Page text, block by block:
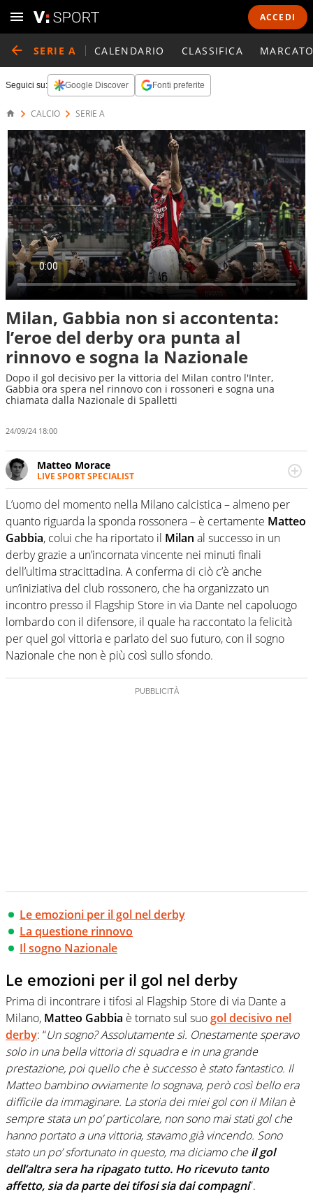
ACCEDI
SERIE A CALENDARIO CLASSIFICA
Seguici su: Google Discover Fonti preferite
CALCIO SERIE A
Milan, Gabbia non si accontenta:
l’eroe del derby ora punta al
rinnovo e sogna la Nazionale
Dopo il gol decisivo per la vittoria del Milan contro l'Inter,
Gabbia ora spera nel rinnovo con i rossoneri e sogna una
chiamata dalla Nazionale di Spalletti
24/09/24 18:00
Matteo Morace
LIVE SPORT SPECIALIST
La multimedialità quale approccio personale e
professionale. Ama raccontare lo sport focalizzando ogni
attenzione sul tempo reale: la verità della dirette non
sono opinioni ma fatti
L’uomo del momento nella Milano calcistica – almeno per
quanto riguarda la sponda rossonera – è certamente Matteo
Gabbia, colui che ha riportato il Milan al successo in un
derby grazie a un’incornata vincente nei minuti finali
dell’ultima stracittadina. A conferma di ciò c’è anche
un’iniziativa del club rossonero, che ha organizzato un
incontro presso il Flagship Store in via Dante nel capoluogo
lombardo con il difensore, il quale ha raccontato la felicità
per quel gol vittoria e parlato del suo futuro, con il sogno
Nazionale che non è più così sullo sfondo.
Le emozioni per il gol nel derby
La questione rinnovo
Il sogno Nazionale
Le emozioni per il gol nel derby
Prima di incontrare i tifosi al Flagship Store di via Dante a
Milano, Matteo Gabbia è tornato sul suogol decisivo nel
derby: “Un sogno? Assolutamente sì. Onestamente speravo
solo in una bella vittoria di squadra e in una grande
prestazione, poi quello che è successo è stato fantastico. Il
Matteo bambino ovviamente lo sognava, però così bello era
difficile da immaginare. La storia dei miei gol con il Milan è
sempre stata un po’ particolare, non sono mai stati gol che
hanno portato a una vittoria, stavamo già vincendo. Sono
stato un po’ sfortunato in questo, ma diciamo cheil gol
dell’altra sera ha ripagato tutto. Ho ricevuto tanto
affetto, sia da parte dei tifosi sia dai compagni”.